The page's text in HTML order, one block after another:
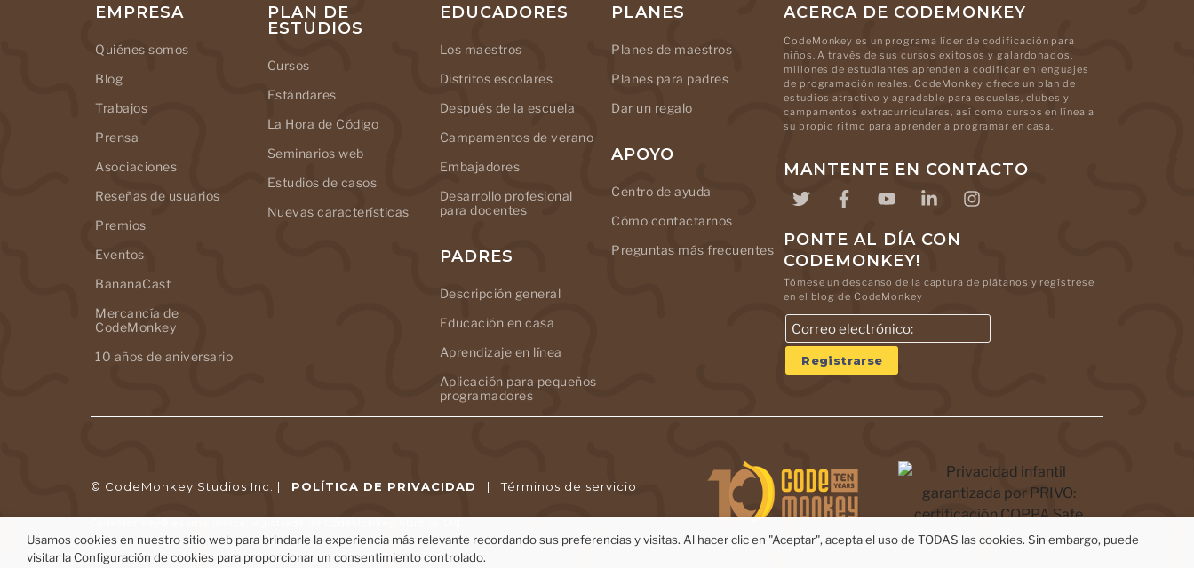
EMPRESA
Quiénes somos
Blog
Trabajos
Prensa
Asociaciones
Reseñas de usuarios
Premios
Eventos
BananaCast
Mercancía de
CodeMonkey
10 años de aniversario
PLAN DE
ESTUDIOS
Cursos
Estándares
La Hora de Código
Seminarios web
Estudios de casos
Nuevas características
EDUCADORES
Los maestros
Distritos escolares
Después de la escuela
Campamentos de verano
Embajadores
Desarrollo profesional
para docentes
PADRES
Descripción general
Educación en casa
Aprendizaje en línea
Aplicación para pequeños
programadores
PLANES
Planes de maestros
Planes para padres
Dar un regalo
APOYO
Centro de ayuda
Cómo contactarnos
Preguntas más frecuentes
ACERCA DE CODEMONKEY
CodeMonkey es un programa líder de codificación para
niños. A través de sus cursos exitosos y galardonados,
millones de estudiantes aprenden a codificar en lenguajes
de programación reales. CodeMonkey ofrece un plan de
estudios atractivo y agradable para escuelas, clubes y
campamentos extracurriculares, así como cursos en línea a
su propio ritmo para aprender a programar en casa.
MANTENTE EN CONTACTO
PONTE AL DÍA CON
CODEMONKEY!
Tómese un descanso de la captura de plátanos y regístrese
en el blog de CodeMonkey
© CodeMonkey Studios Inc. | POLÍTICA DE PRIVACIDAD |Términos de servicio
Usamos cookies en nuestro sitio web para brindarle la experiencia más relevante recordando sus preferencias y visitas. Al hacer clic en "Aceptar", acepta el uso de TODAS las cookies. Sin embargo, puede
visitar la Configuración de cookies para proporcionar un consentimiento controlado.